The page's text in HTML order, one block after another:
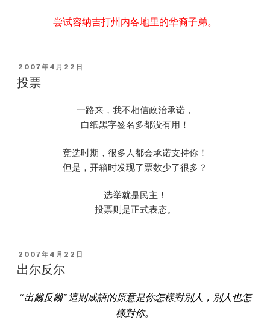
尝试容纳吉打州内各地里的华裔子弟。
POSTED
ON
2007年4月22日
投票
一路来，我不相信政治承诺，
白纸黑字签名多都没有用！
竞选时期，很多人都会承诺支持你！
但是，开箱时发现了票数少了很多？
选举就是民主！
投票则是正式表态。
POSTED
ON
2007年4月22日
出尔反尔
“出爾反爾”這則成語的原意是你怎樣對別人，別人也怎
樣對你。